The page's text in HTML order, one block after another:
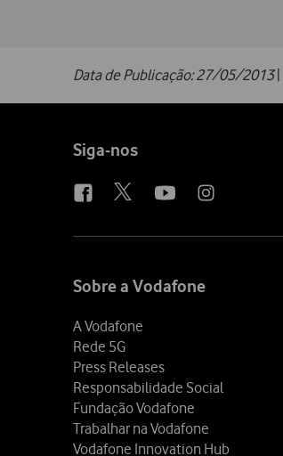
Data de Publicação: 27/05/2013|
Follow
Siga-nos
Sobre a Vodafone
A Vodafone
Rede 5G
Press Releases
Responsabilidade Social
Fundação Vodafone
Trabalhar na Vodafone
Vodafone Innovation Hub